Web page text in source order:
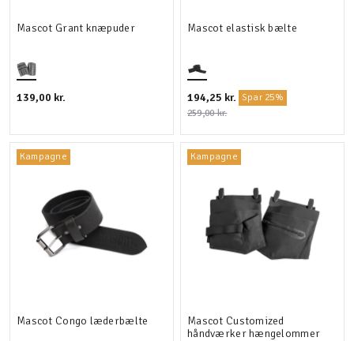
Mascot Grant knæpuder
139,00 kr.
Mascot elastisk bælte
194,25 kr. Spar 25%
259,00 kr.
Kampagne
Mascot Congo læderbælte
Kampagne
Mascot Customized
håndværker hængelommer